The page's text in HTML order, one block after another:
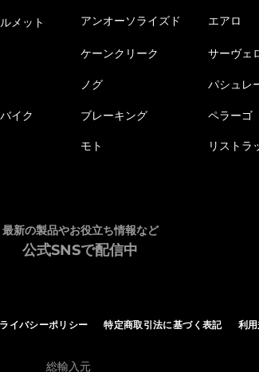
メット アンオーソライズド エアロ
ケーンクリーク サーヴェ
ノグ パシュレ
イク ブレーキング ペラーゴ
モト リストラ
最新の製品やお役立ち情報など
公式SNSで配信中
イバシーポリシー 特定商取引法に基づく表記 利
総輸入元